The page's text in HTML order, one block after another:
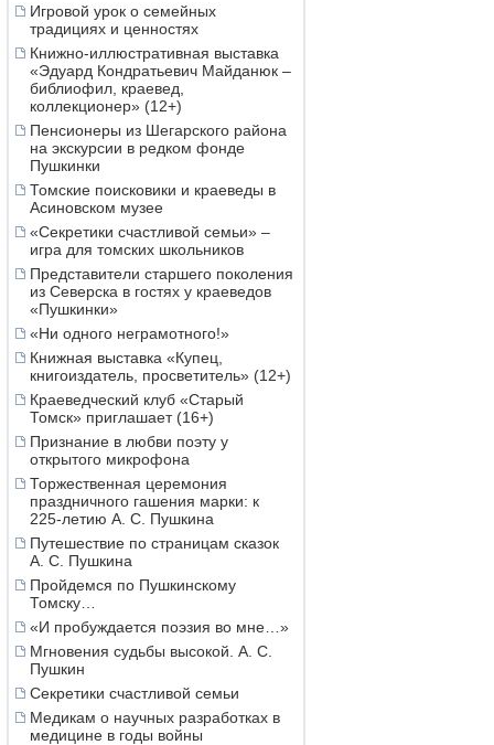
Игровой урок о семейных
традициях и ценностях
Книжно-иллюстративная выставка
«Эдуард Кондратьевич Майданюк –
библиофил, краевед,
коллекционер» (12+)
Пенсионеры из Шегарского района
на экскурсии в редком фонде
Пушкинки
Томские поисковики и краеведы в
Асиновском музее
«Секретики счастливой семьи» –
игра для томских школьников
Представители старшего поколения
из Северска в гостях у краеведов
«Пушкинки»
«Ни одного неграмотного!»
Книжная выставка «Купец,
книгоиздатель, просветитель» (12+)
Краеведческий клуб «Старый
Томск» приглашает (16+)
Признание в любви поэту у
открытого микрофона
Торжественная церемония
праздничного гашения марки: к
225-летию А. С. Пушкина
Путешествие по страницам сказок
А. С. Пушкина
Пройдемся по Пушкинскому
Томску…
«И пробуждается поэзия во мне…»
Мгновения судьбы высокой. А. С.
Пушкин
Секретики счастливой семьи
Медикам о научных разработках в
медицине в годы войны